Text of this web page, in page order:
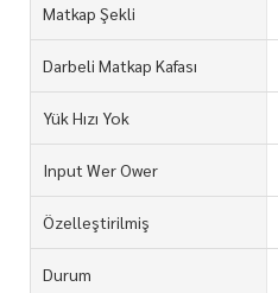
Matkap Şekli
Darbeli Matkap Kafası
Yük Hızı Yok
Input Wer Ower
Özelleştirilmiş
Durum